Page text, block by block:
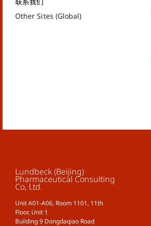
Other Sites (Global)
Lundbeck (Beijing)
Pharmaceutical Consulting
Co, Ltd.
Unit A01-A06, Room 1101, 11th
Floor, Unit 1
Building 9 Dongdaqiao Road